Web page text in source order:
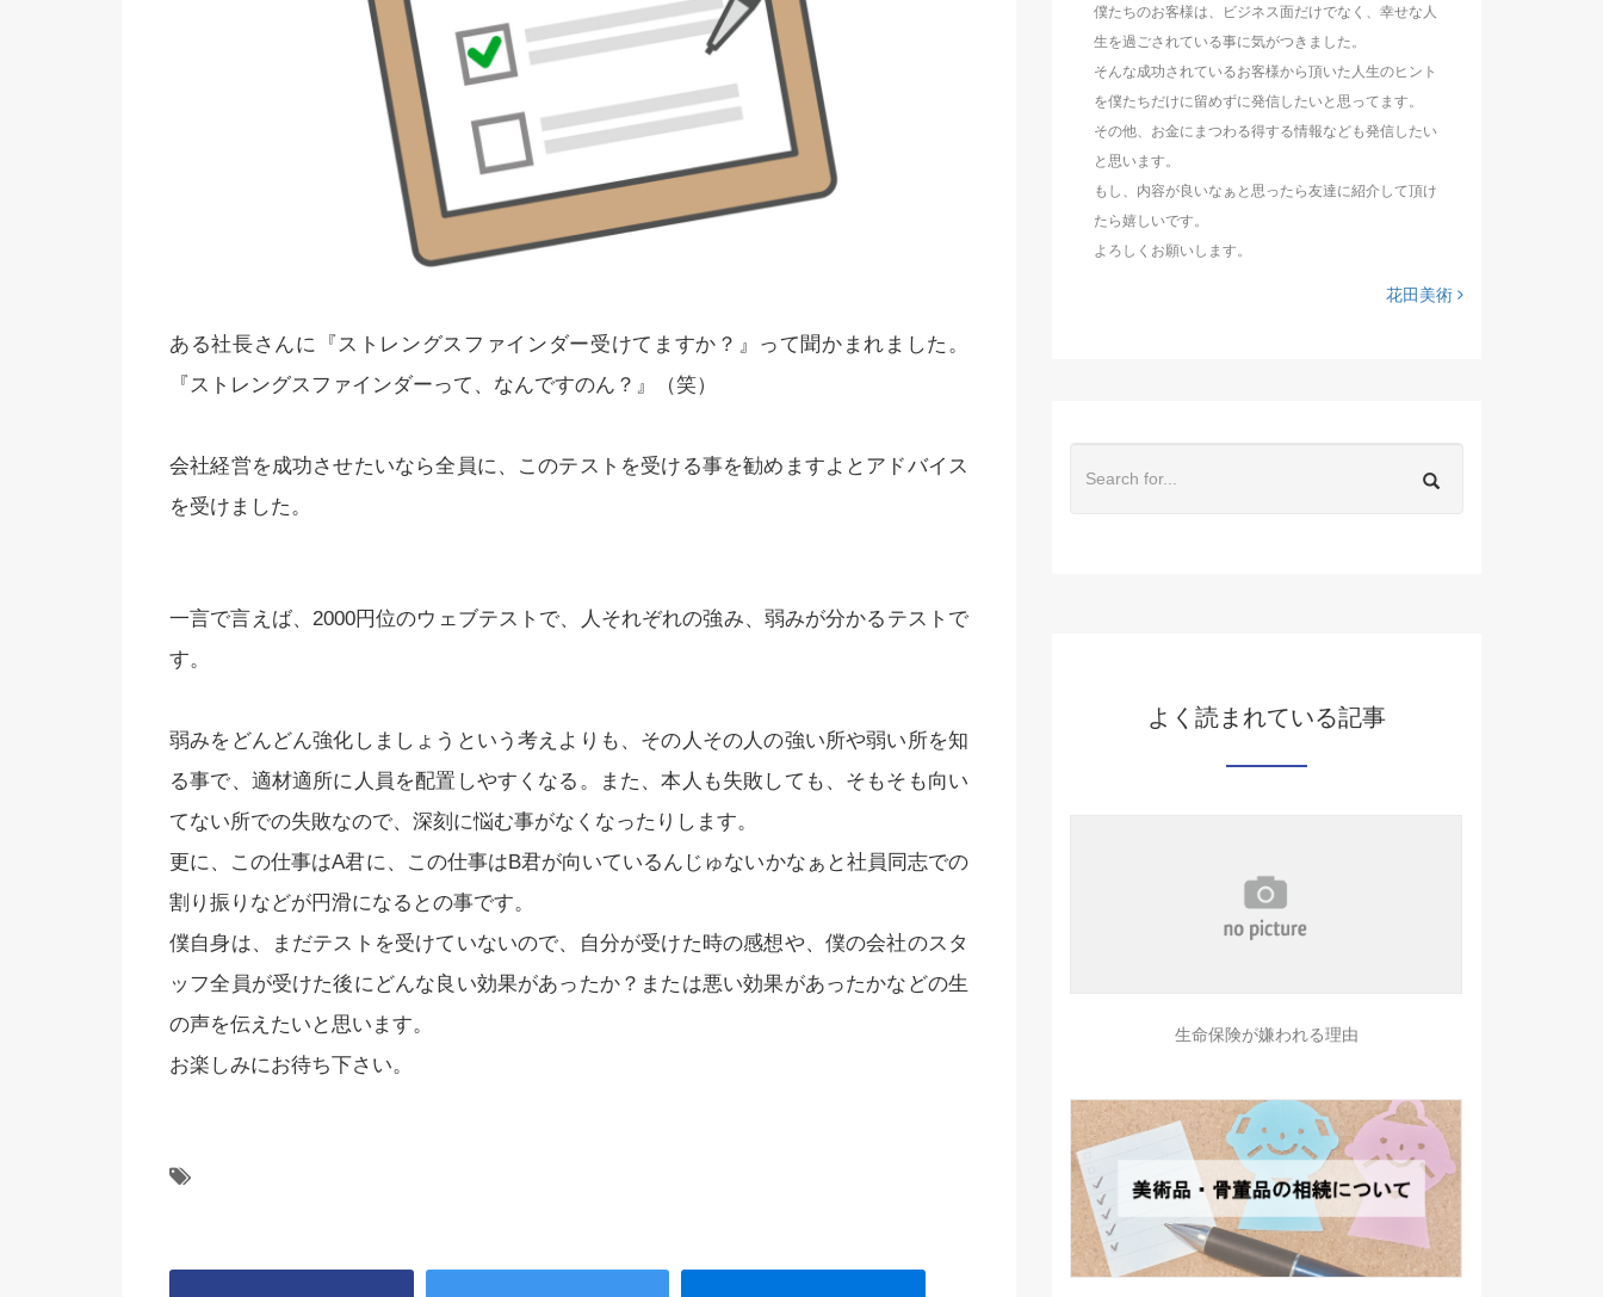
ある社長さんに『ストレングスファインダー受けてますか？』って聞かまれました。
『ストレングスファインダーって、なんですのん？』（笑）
会社経営を成功させたいなら全員に、このテストを受ける事を勧めますよとアドバイス
を受けました。
一言で言えば、2000円位のウェブテストで、人それぞれの強み、弱みが分かるテストで
す。
弱みをどんどん強化しましょうという考えよりも、その人その人の強い所や弱い所を知
る事で、適材適所に人員を配置しやすくなる。また、本人も失敗しても、そもそも向い
てない所での失敗なので、深刻に悩む事がなくなったりします。
更に、この仕事はA君に、この仕事はB君が向いているんじゅないかなぁと社員同志での
割り振りなどが円滑になるとの事です。
僕自身は、まだテストを受けていないので、自分が受けた時の感想や、僕の会社のスタ
ッフ全員が受けた後にどんな良い効果があったか？または悪い効果があったかなどの生
の声を伝えたいと思います。
お楽しみにお待ち下さい。
僕たちのお客様は、ビジネス面だけでなく、幸せな人
生を過ごされている事に気がつきました。
そんな成功されているお客様から頂いた人生のヒント
を僕たちだけに留めずに発信したいと思ってます。
その他、お金にまつわる得する情報なども発信したい
と思います。
もし、内容が良いなぁと思ったら友達に紹介して頂け
たら嬉しいです。
よろしくお願いします。
花田美術
よく読まれている記事
生命保険が嫌われる理由